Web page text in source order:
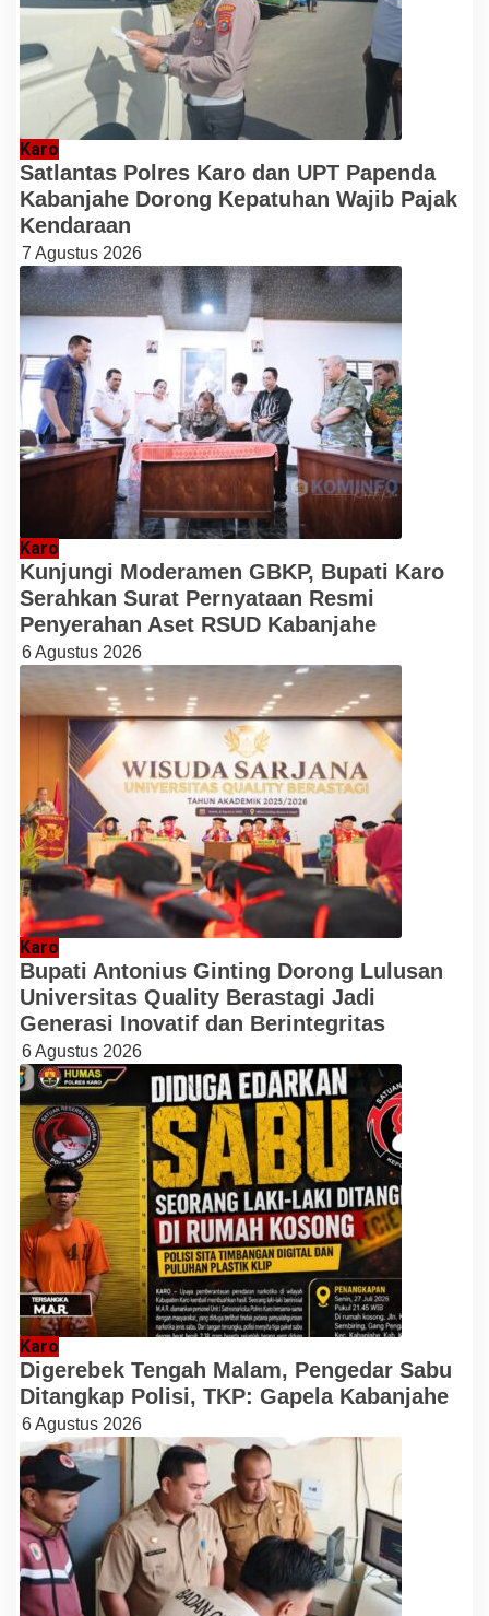
Karo
Satlantas Polres Karo dan UPT Papenda
Kabanjahe Dorong Kepatuhan Wajib Pajak
Kendaraan
7 Agustus 2026
Karo
Kunjungi Moderamen GBKP, Bupati Karo
Serahkan Surat Pernyataan Resmi
Penyerahan Aset RSUD Kabanjahe
6 Agustus 2026
Karo
Bupati Antonius Ginting Dorong Lulusan
Universitas Quality Berastagi Jadi
Generasi Inovatif dan Berintegritas
6 Agustus 2026
Karo
Digerebek Tengah Malam, Pengedar Sabu
Ditangkap Polisi, TKP: Gapela Kabanjahe
6 Agustus 2026